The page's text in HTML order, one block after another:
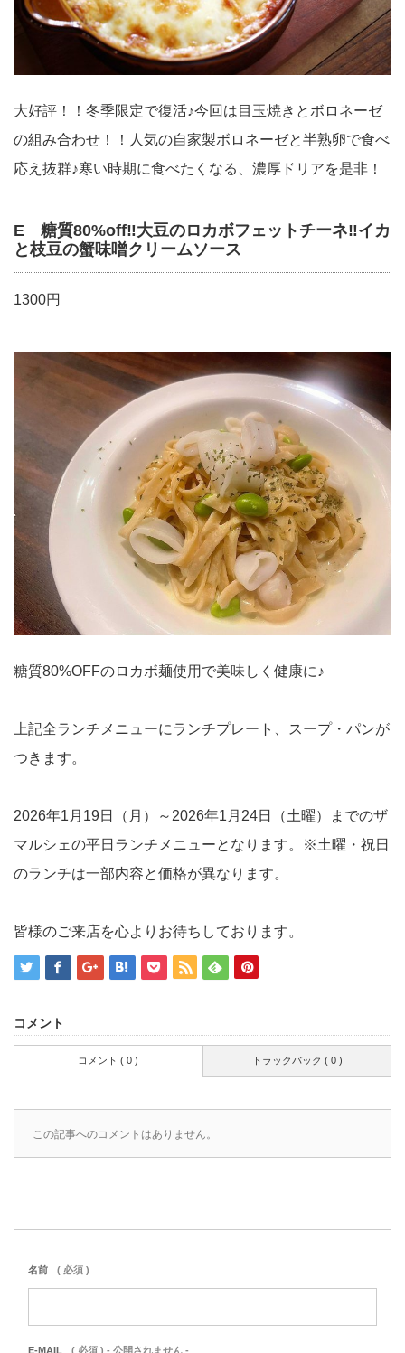
大好評！！冬季限定で復活♪今回は目玉焼きとボロネーゼ
の組み合わせ！！人気の自家製ボロネーゼと半熟卵で食べ
応え抜群♪寒い時期に食べたくなる、濃厚ドリアを是非！
E 糖質80%off‼︎大豆のロカボフェットチーネ‼︎イカ
と枝豆の蟹味噌クリームソース
1300円
糖質80%OFFのロカボ麺使用で美味しく健康に♪
上記全ランチメニューにランチプレート、スープ・パンが
つきます。
2026年1月19日（月）～2026年1月24日（土曜）までのザ
マルシェの平日ランチメニューとなります。※土曜・祝日
のランチは一部内容と価格が異なります。
皆様のご来店を心よりお待ちしております。
コメント
コメント ( 0 ) トラックバック ( 0 )
この記事へのコメントはありません。
名前 ( 必須 )
E-MAIL ( 必須 ) - 公開されません -